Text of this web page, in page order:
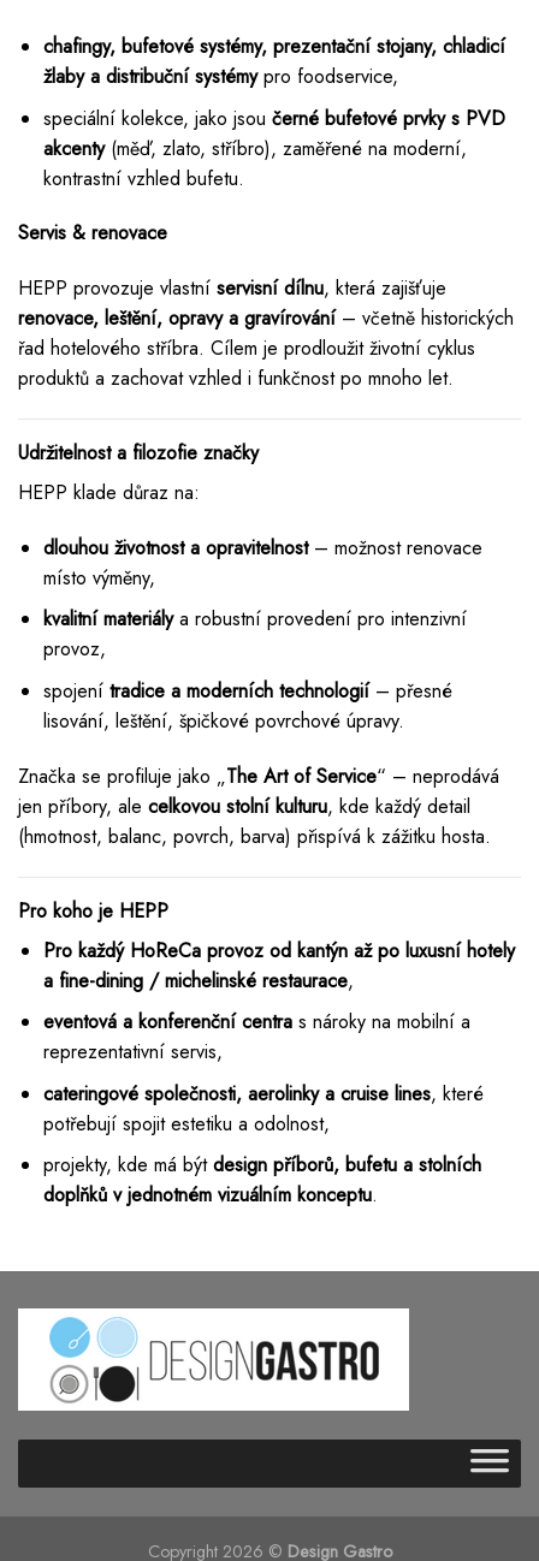
chafingy, bufetové systémy, prezentační stojany, chladicí
žlaby a distribuční systémypro foodservice,
speciální kolekce, jako jsou černé bufetové prvky s PVD
akcenty(měď, zlato, stříbro), zaměřené na moderní,
kontrastní vzhled bufetu.
Servis & renovace
HEPP provozuje vlastní servisní dílnu, která zajišťuje
renovace, leštění, opravy a gravírování– včetně historických
řad hotelového stříbra. Cílem je prodloužit životní cyklus
produktů a zachovat vzhled i funkčnost po mnoho let.
Udržitelnost a filozofie značky
HEPP klade důraz na:
dlouhou životnost a opravitelnost– možnost renovace
místo výměny,
kvalitní materiálya robustní provedení pro intenzivní
provoz,
spojení tradice a moderních technologií– přesné
lisování, leštění, špičkové povrchové úpravy.
Značka se profiluje jako „The Art of Service“ – neprodává
jen příbory, ale celkovou stolní kulturu, kde každý detail
(hmotnost, balanc, povrch, barva) přispívá k zážitku hosta.
Pro koho je HEPP
Pro každý HoReCa provoz od kantýn až po luxusní hotely
a fine-dining / michelinské restaurace,
eventová a konferenční centras nároky na mobilní a
reprezentativní servis,
cateringové společnosti, aerolinky a cruise lines, které
potřebují spojit estetiku a odolnost,
projekty, kde má býtdesign příborů, bufetu a stolních
doplňků v jednotném vizuálním konceptu.
Copyright 2026 © Design Gastro